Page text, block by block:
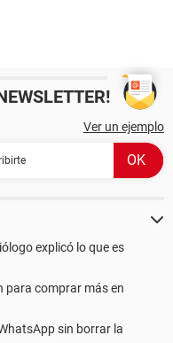
Ver un ejemplo
explicó lo que es
para comprar más en
sin borrar la